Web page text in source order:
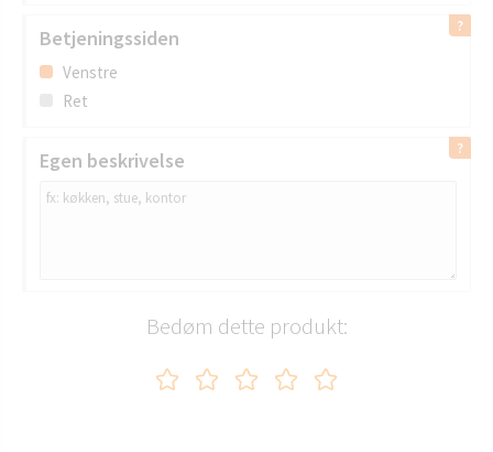
Betjeningssiden
Venstre
Ret
Egen beskrivelse
Bedøm dette produkt: